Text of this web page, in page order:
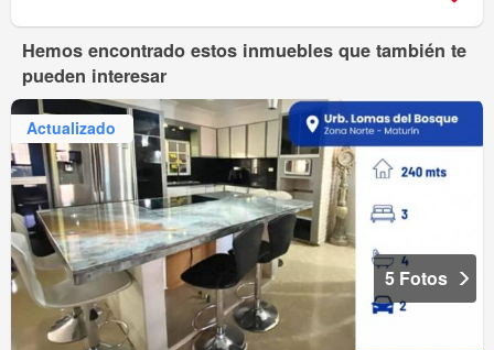
Hemos encontrado estos inmuebles que también te
pueden interesar
Actualizado
5 Fotos